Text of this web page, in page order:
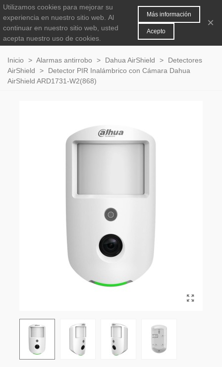
0
Inicio > Alarmas antirrobo > Dahua AirShield >
Detectores
AirShield
>
Detector PIR Inalámbrico con Cámara Dahua
AirShield ARD1731-W2(868)
Utilizamos cookies para mejorar su
experiencia en nuestro sitio web. Al
continuar en nuestro sitio web, usted
acepta nuestro uso de cookies.
Más información
Acepto
×